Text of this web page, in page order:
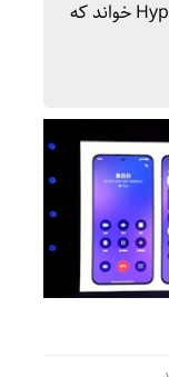
می‌توان نسخه بهبودیافته و بهتر HyperOS 2 خواند که